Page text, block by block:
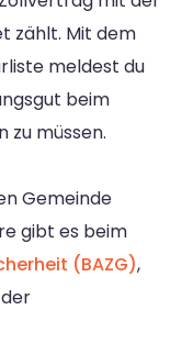
zählt. Mit dem
meldest du
beim
zu müssen.
Gemeinde
gibt es beim
(BAZG),